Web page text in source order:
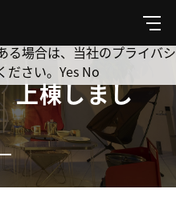
メ
ニ
ュ
棟しまし
を追跡してもよろしいです
ーを極めて重視しています。
る場合は、当社のプライバシ
さい。 Yes No